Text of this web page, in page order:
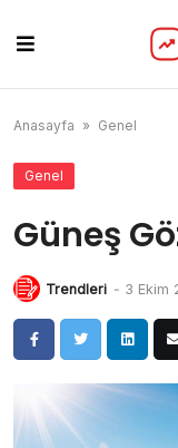
content
Anasayfa » Genel
Genel
Güneş
Trendleri - 3 Ekim